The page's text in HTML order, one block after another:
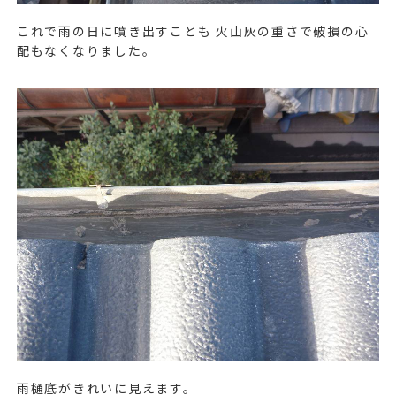
これで雨の日に噴き出すことも 火山灰の重さで破損の心
配もなくなりました。
雨樋底がきれいに見えます。